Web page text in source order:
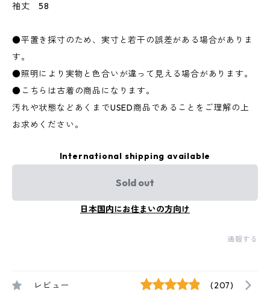
袖丈 58
●平置き採寸のため、実寸と若干の誤差がある場合がありま
す。
●照明により実物と色合いが違って見える場合があります。
●こちらは古着の商品になります。
汚れや状態などあくまでUSED商品であることをご理解の上
お求めください。
International shipping available
Sold out
日本国内にお住まいの方向け
通報する
レビュー (207)